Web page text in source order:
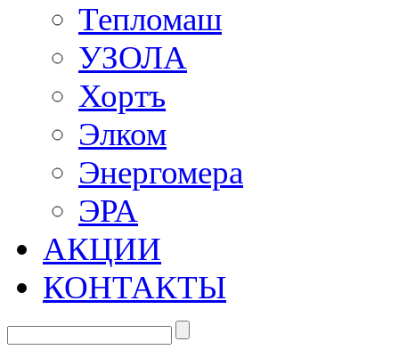
Тепломаш
УЗОЛА
Хортъ
Элком
Энергомера
ЭРА
АКЦИИ
КОНТАКТЫ